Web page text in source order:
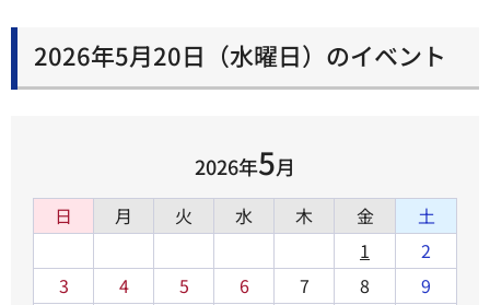
2026年5月20日（水曜日）のイベント
2026年5月
日 月 火 水 木 金
土
1
2
3
4 5 6 7 8
9